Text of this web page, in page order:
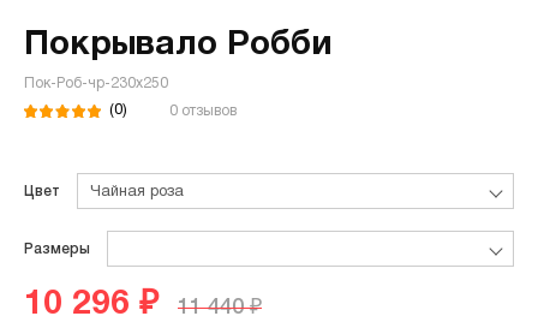
Покрывало Робби
Пок-Роб-чр-230х250
(0) 0 отзывов
Цвет Чайная роза
Размеры
10 296 ₽ 11 440 ₽